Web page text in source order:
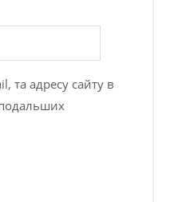
та адресу сайту в